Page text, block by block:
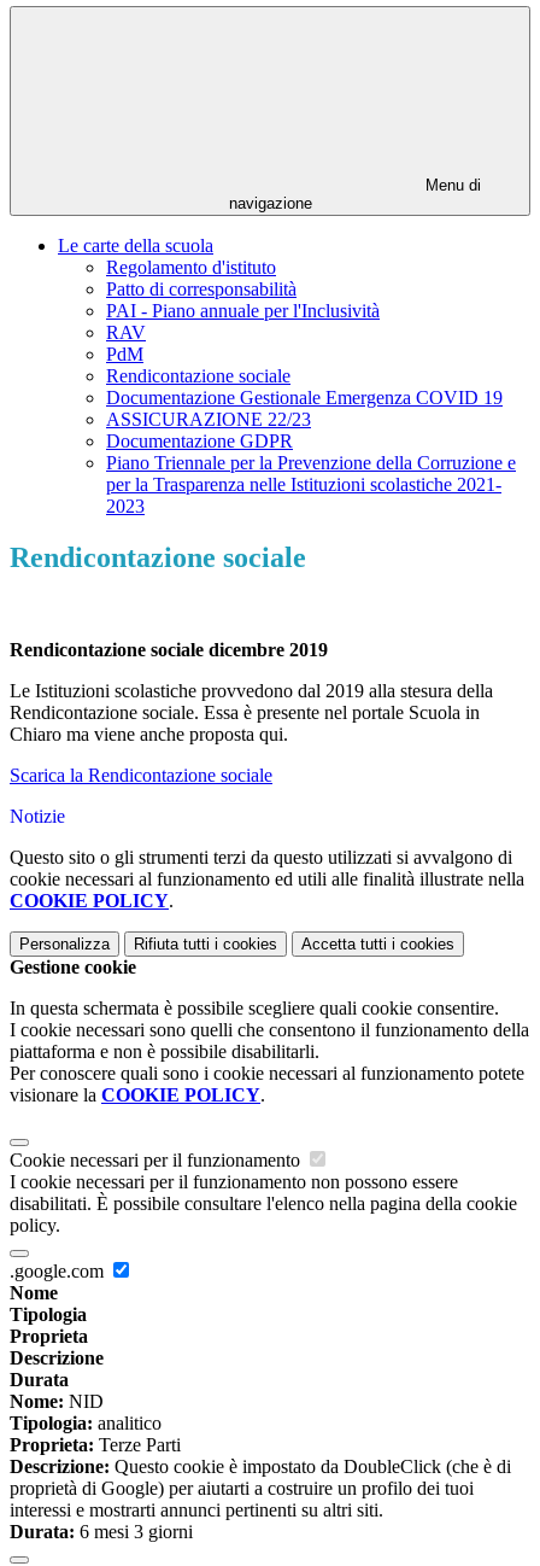
Menu di
navigazione
Le carte della scuola
Regolamento d'istituto
Patto di corresponsabilità
PAI - Piano annuale per l'Inclusività
RAV
PdM
Rendicontazione sociale
Documentazione Gestionale Emergenza COVID 19
ASSICURAZIONE 22/23
Documentazione GDPR
Piano Triennale per la Prevenzione della Corruzione e
per la Trasparenza nelle Istituzioni scolastiche 2021-
2023
Rendicontazione sociale
Rendicontazione sociale dicembre 2019
Le Istituzioni scolastiche provvedono dal 2019 alla stesura della
Rendicontazione sociale. Essa è presente nel portale Scuola in
Chiaro ma viene anche proposta qui.
Scarica la Rendicontazione sociale
Notizie
Questo sito o gli strumenti terzi da questo utilizzati si avvalgono di
cookie necessari al funzionamento ed utili alle finalità illustrate nella
COOKIE POLICY.
Personalizza Rifiuta tutti i cookies Accetta tutti i cookies
Gestione cookie
In questa schermata è possibile scegliere quali cookie consentire.
I cookie necessari sono quelli che consentono il funzionamento della
piattaforma e non è possibile disabilitarli.
Per conoscere quali sono i cookie necessari al funzionamento potete
visionare la COOKIE POLICY.
Cookie necessari per il funzionamento
I cookie necessari per il funzionamento non possono essere
disabilitati. È possibile consultare l'elenco nella pagina della cookie
policy.
.google.com
Nome
Tipologia
Proprieta
Descrizione
Durata
Nome: NID
Tipologia: analitico
Proprieta: Terze Parti
Descrizione: Questo cookie è impostato da DoubleClick (che è di
proprietà di Google) per aiutarti a costruire un profilo dei tuoi
interessi e mostrarti annunci pertinenti su altri siti.
Durata: 6 mesi 3 giorni